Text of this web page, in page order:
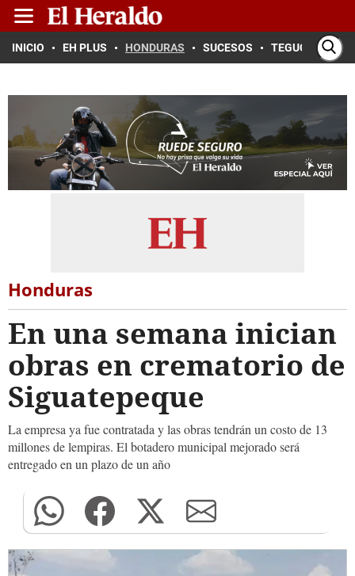
INICIO EH PLUS HONDURAS SUCESOS TEGUCIGALPA
Honduras
En una semana inician
obras en crematorio de
Siguatepeque
La empresa ya fue contratada y las obras tendrán un costo de 13
millones de lempiras. El botadero municipal mejorado será
entregado en un plazo de un año